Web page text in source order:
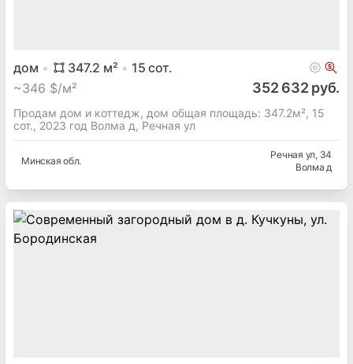
дом 347.2 м² 15 сот.
~346 $/м² 352 632 руб.
Продам дом и коттедж, дом общая площадь: 347.2м², 15
сот., 2023 год Волма д, Речная ул
Минская обл.
Речная ул, 34
Волма д